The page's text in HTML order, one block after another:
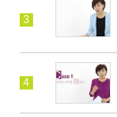
3
4